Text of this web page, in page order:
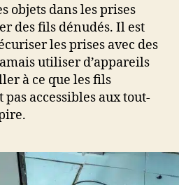
objets dans les prises
des fils dénudés. Il est
les prises avec des
utiliser d’appareils
à ce que les fils
accessibles aux tout-